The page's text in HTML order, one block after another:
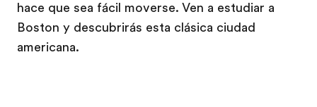
hace que sea fácil moverse. Ven a estudiar a
Boston y descubrirás esta clásica ciudad
americana.